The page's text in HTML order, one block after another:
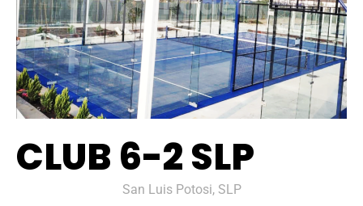
CLUB 6-2 SLP
San Luis Potosi, SLP